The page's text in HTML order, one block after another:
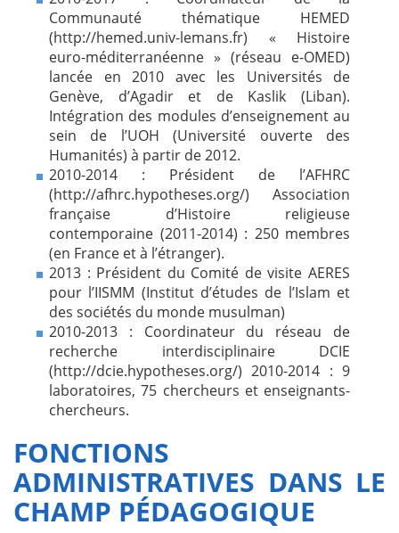
Communauté thématique HEMED
(http://hemed.univ-lemans.fr) « Histoire
euro-méditerranéenne » (réseau e-OMED)
lancée en 2010 avec les Universités de
Genève, d’Agadir et de Kaslik (Liban).
Intégration des modules d’enseignement au
sein de l’UOH (Université ouverte des
Humanités) à partir de 2012.
2010-2014 : Président de l’AFHRC
(http://afhrc.hypotheses.org/) Association
française d’Histoire religieuse
contemporaine (2011-2014) : 250 membres
(en France et à l’étranger).
2013 : Président du Comité de visite AERES
pour l’IISMM (Institut d’études de l’Islam et
des sociétés du monde musulman)
2010-2013 : Coordinateur du réseau de
recherche interdisciplinaire DCIE
(http://dcie.hypotheses.org/) 2010-2014 : 9
laboratoires, 75 chercheurs et enseignants-
chercheurs.
FONCTIONS
ADMINISTRATIVES DANS LE
CHAMP PÉDAGOGIQUE